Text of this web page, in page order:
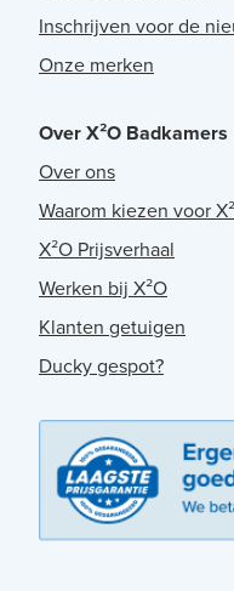
Inschrijven voor de
Onze merken
Over X²O Badkamers
Over ons
Waarom kiezen voor
X²O Prijsverhaal
Werken bij X²O
Klanten getuigen
Ducky gespot?